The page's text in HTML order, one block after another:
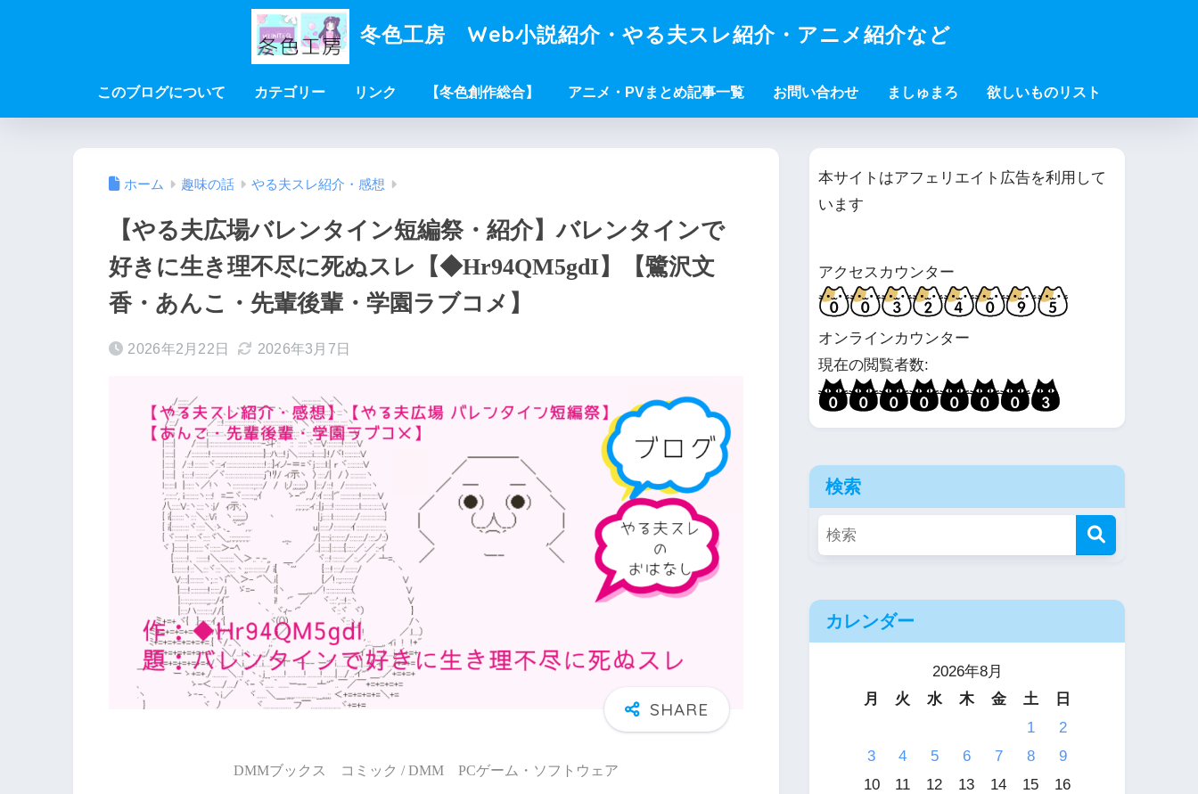
冬色工房 Web小説紹介・やる夫スレ紹介・アニメ紹介など
このブログについて カテゴリー リンク 【冬色創作総合】 アニメ・PVまとめ記事一覧 お問い合わせ ましゅまろ 欲しいものリスト
ホーム 趣味の話 やる夫スレ紹介・感想
【やる夫広場バレンタイン短編祭・紹介】バレンタインで
好きに生き理不尽に死ぬスレ【◆Hr94QM5gdI】【鷺沢文
香・あんこ・先輩後輩・学園ラブコメ】
2026年2月22日 2026年3月7日
DMMブックス コミック / DMM PCゲーム・ソフトウェア
本サイトはアフェリエイト広告を利用して
います
アクセスカウンター
オンラインカウンター
現在の閲覧者数:
検索
カレンダー
2026年8月
月
火 水 木 金 土
日
1
2
3
4 5 6 7 8
9
10
11 12 13 14 15
16